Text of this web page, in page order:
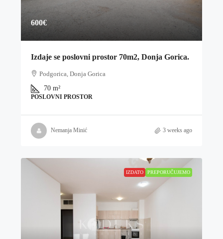
600€
Izdaje se poslovni prostor 70m2, Donja Gorica.
Podgorica, Donja Gorica
70 m²
POSLOVNI PROSTOR
Nemanja Minić 3 weeks ago
IZDATO PREPORUČUJEMO